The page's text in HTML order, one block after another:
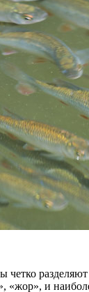
«жор», и